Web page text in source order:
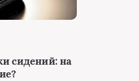
сидений: на